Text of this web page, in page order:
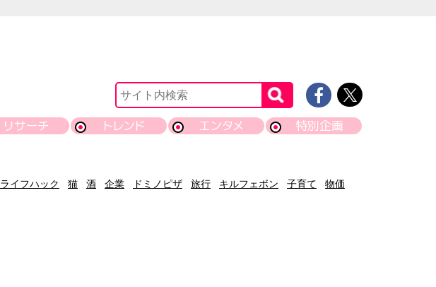
リサーチ トレンド エンタメ 特別企画
ライフハック 猫 酒 企業 ドミノピザ 旅行 キルフェボン 子育て 物価